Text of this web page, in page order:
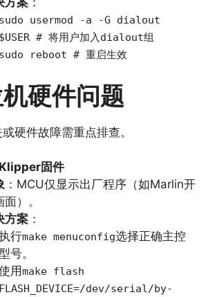
sudo usermod -a -G dialout
$USER # 将用户加入dialout组
sudo reboot # 重启生效
硬件问题
硬件故障需重点排查。
固件
：MCU仅显示出厂程序（如Marlin开
）。
方案：
行make menuconfig选择正确主控
号。
用make flash
FLASH_DEVICE=/dev/serial/by-